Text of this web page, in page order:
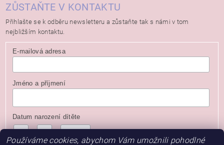
ZŮSTAŇTE V KONTAKTU
Přihlašte se k odběru newsletteru a zůstaňte tak s námi v tom
nejbližším kontaktu.
E-mailová adresa
Jméno a příjmení
Datum narození dítěte
Používáme cookies, abychom Vám umožnili pohodlné